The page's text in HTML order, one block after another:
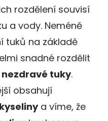
rozdělení souvisí
a vody. Neméně
tuků na základě
snadné rozdělit
tuky.
obsahují
a víme, že